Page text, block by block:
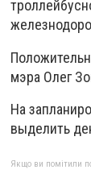
мэра Олег
На
выделить
Якщо ви помітили